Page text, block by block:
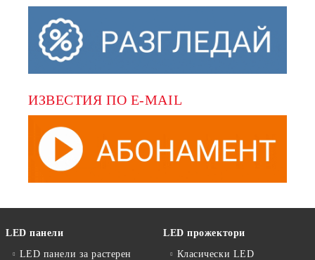
ИЗВЕСТИЯ ПО E-MAIL
LED панели
LED панели за растерен
LED прожектори
Класически LED